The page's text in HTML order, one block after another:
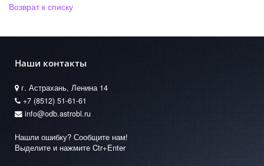
Возврат к списку
Наши контакты
г. Астрахань, Ленина 14
+7 (8512) 51-61-61
info@odb.astrobl.ru
Нашли ошибку? Сообщите нам!
Выделите и нажмите Ctr+Enter